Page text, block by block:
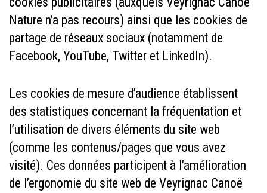
Nature n’a pas recours) ainsi que les cookies de
partage de réseaux sociaux (notamment de
Facebook, YouTube, Twitter et LinkedIn).
Les cookies de mesure d’audience établissent
des statistiques concernant la fréquentation et
l’utilisation de divers éléments du site web
(comme les contenus/pages que vous avez
visité). Ces données participent à l’amélioration
de l’ergonomie du site web de Veyrignac Canoë